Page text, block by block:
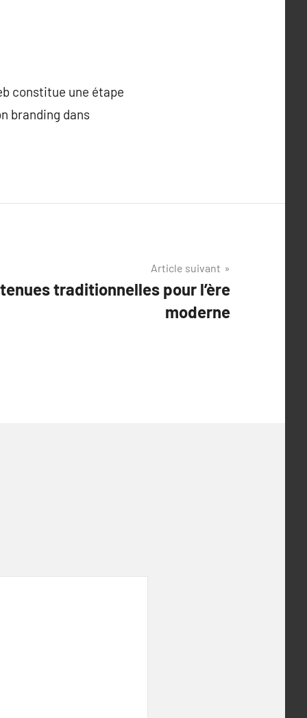
constitue une étape
branding dans
Article suivant
traditionnelles pour l’ère
moderne